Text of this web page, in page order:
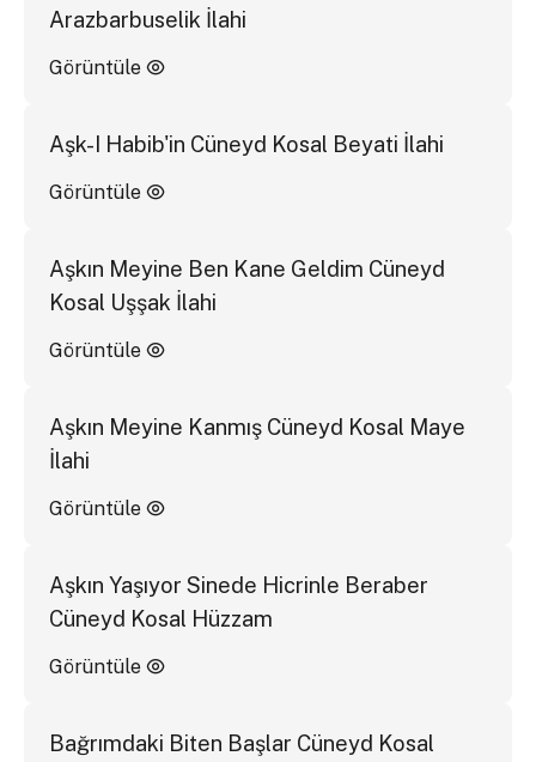
Arazbarbuselik İlahi
Görüntüle
Aşk-I Habib'in Cüneyd Kosal Beyati İlahi
Görüntüle
Aşkın Meyine Ben Kane Geldim Cüneyd
Kosal Uşşak İlahi
Görüntüle
Aşkın Meyine Kanmış Cüneyd Kosal Maye
İlahi
Görüntüle
Aşkın Yaşıyor Sinede Hicrinle Beraber
Cüneyd Kosal Hüzzam
Görüntüle
Bağrımdaki Biten Başlar Cüneyd Kosal